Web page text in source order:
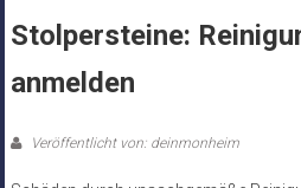
Stolpersteine:
anmelden
Veröffentlicht von: deinmonheim